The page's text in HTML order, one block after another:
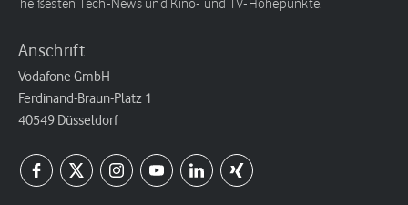
heißesten Tech-News und Kino- und TV-Höhepunkte.
Anschrift
Vodafone GmbH
Ferdinand-Braun-Platz 1
40549 Düsseldorf